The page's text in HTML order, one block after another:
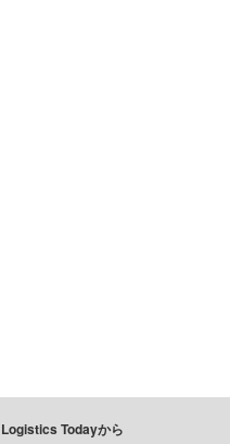
Logistics Todayから